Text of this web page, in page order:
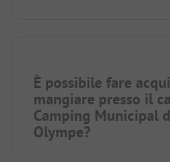
È possibile fare
mangiare presso il
Camping Municipal
Olympe?